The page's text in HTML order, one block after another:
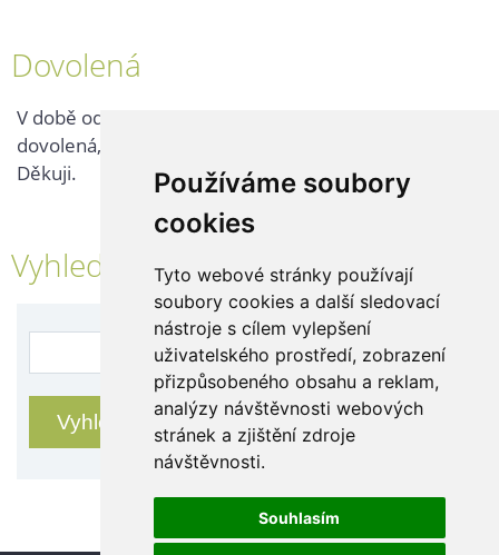
Používáme soubory
cookies
Tyto webové stránky používají
soubory cookies a další sledovací
nástroje s cílem vylepšení
uživatelského prostředí, zobrazení
přizpůsobeného obsahu a reklam,
analýzy návštěvnosti webových
stránek a zjištění zdroje
návštěvnosti.
Souhlasím
Dovolená
V době od 25. 7. - 2. 8. 2026 probíhá v naší firmě
dovolená, kontaktujte nás až po jejím ukončení.
Děkuji.
Vyhledávání